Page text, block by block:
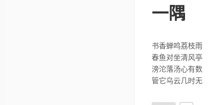
一隅
书香蝉鸣荔枝雨
春鱼对坐清风亭
滂沱落汤心有数
管它乌云几时无